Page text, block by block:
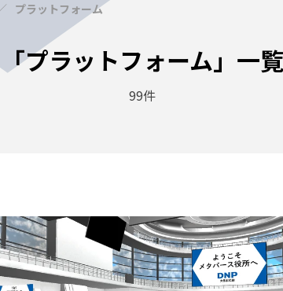
プラットフォーム
「プラットフォーム」一覧
99件